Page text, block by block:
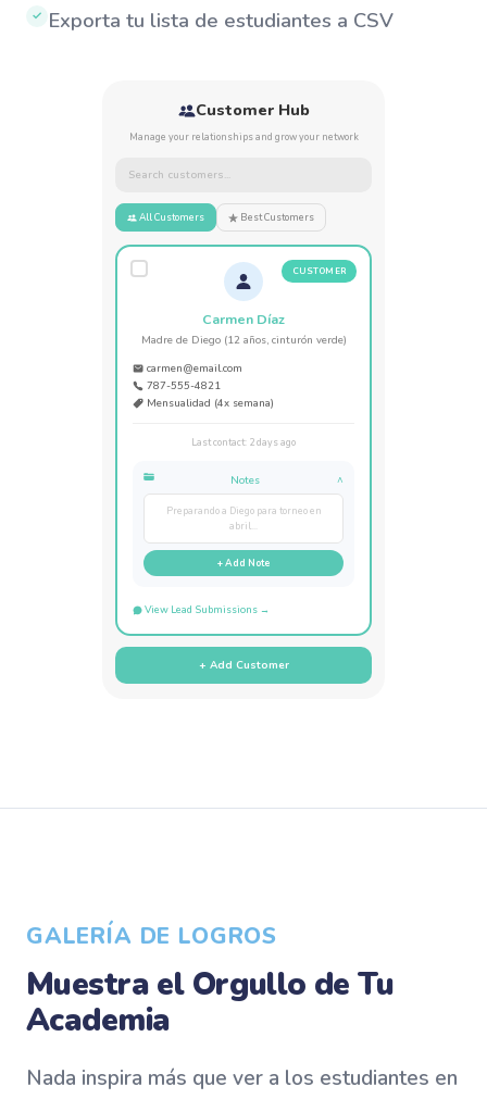
✓ Exporta tu lista de estudiantes a CSV
Customer Hub
Manage your relationships and grow your network
Search customers...
All Customers Best Customers
CUSTOMER
Carmen Díaz
Madre de Diego (12 años, cinturón verde)
carmen@email.com
787-555-4821
Mensualidad (4x semana)
Last contact: 2 days ago
Notes ^
Preparando a Diego para torneo en
abril...
+ Add Note
View Lead Submissions →
+ Add Customer
GALERÍA DE LOGROS
Muestra el Orgullo de Tu
Academia
Nada inspira más que ver a los estudiantes en